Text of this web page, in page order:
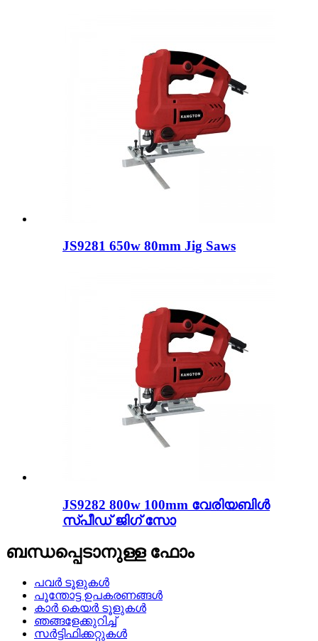
JS9281 650w 80mm Jig Saws
JS9282 800w 100mm വേരിയബിൾ
സ്പീഡ് ജിഗ് സോ
ബന്ധപ്പെടാനുള്ള ഫോം
പവർ ടൂളുകൾ
പൂന്തോട്ട ഉപകരണങ്ങൾ
കാർ കെയർ ടൂളുകൾ
ഞങ്ങളേക്കുറിച്ച്
സർട്ടിഫിക്കറ്റുകൾ